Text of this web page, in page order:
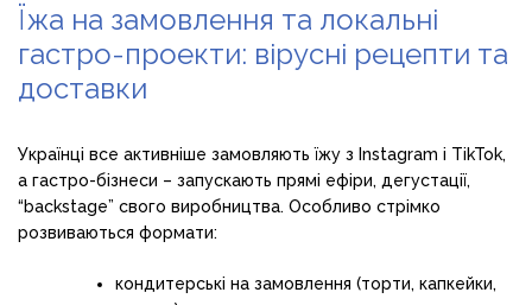
Їжа на замовлення та локальні
гастро-проекти: вірусні рецепти та
доставки
Українці все активніше замовляють їжу з Instagram і TikTok,
а гастро-бізнеси – запускають прямі ефіри, дегустації,
“backstage” свого виробництва. Особливо стрімко
розвиваються формати:
кондитерські на замовлення (торти, капкейки,